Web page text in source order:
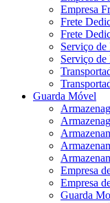
Empresa
Frete
Frete
Serviço de
Serviço de
Guarda Móvel
Empresa
Empresa
Guarda